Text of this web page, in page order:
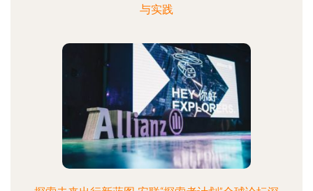
与实践